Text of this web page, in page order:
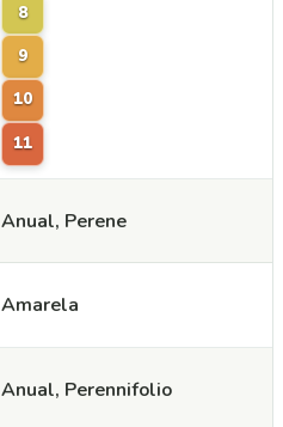
8
9
10
11
Anual, Perene
Amarela
Anual, Perennifolio